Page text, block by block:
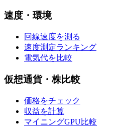
速度・環境
回線速度を測る
速度測定ランキング
電気代を比較
仮想通貨・株比較
価格をチェック
収益を計算
マイニングGPU比較